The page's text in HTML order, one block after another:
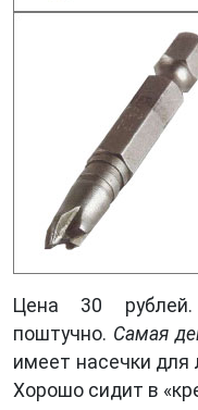
Цена 30
поштучно. Самая
имеет насечки для
Хорошо сидит в